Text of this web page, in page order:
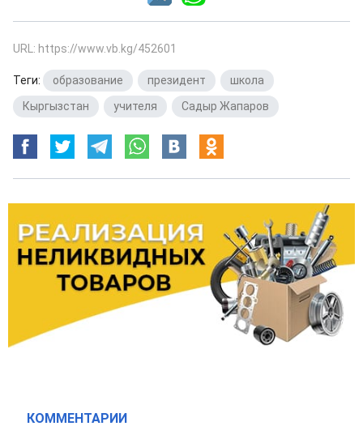
URL: https://www.vb.kg/452601
Теги: образование президент школа
Кыргызстан
учителя Садыр Жапаров
КОММЕНТАРИИ